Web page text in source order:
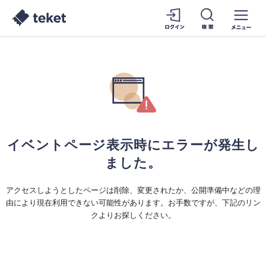
イベントページ表示時にエラーが発生し
ました。
アクセスしようとしたページは削除、変更されたか、公開準備中などの理
由により現在利用できない可能性があります。お手数ですが、下記のリン
クよりお探しください。